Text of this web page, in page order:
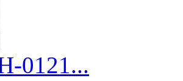
0121...